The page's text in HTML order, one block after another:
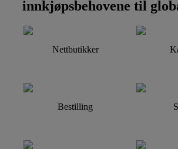
innkjøpsbehovene til
Nettbutikker
Bestilling